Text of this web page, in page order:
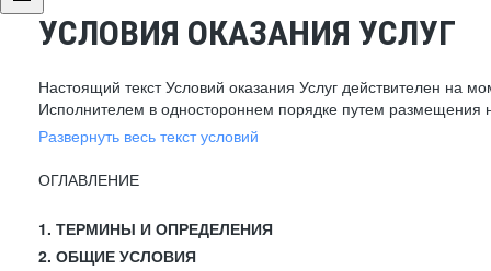
УСЛОВИЯ ОКАЗАНИЯ УСЛУГ
Настоящий текст Условий оказания Услуг действителен на
Исполнителем в одностороннем порядке путем размещения
Развернуть весь текст условий
ОГЛАВЛЕНИЕ
1. ТЕРМИНЫ И ОПРЕДЕЛЕНИЯ
2. ОБЩИЕ УСЛОВИЯ